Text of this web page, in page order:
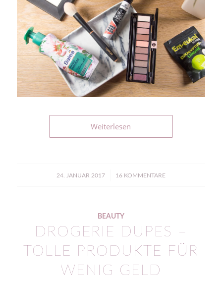
Weiterlesen
24. JANUAR 2017
/ 16 KOMMENTARE
BEAUTY
DROGERIE DUPES –
TOLLE PRODUKTE FÜR
WENIG GELD